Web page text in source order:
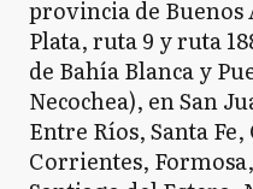
provincia de Buenos
Plata, ruta 9 y ruta
de Bahía Blanca y
Necochea), en San
Entre Ríos, Santa
Corrientes,